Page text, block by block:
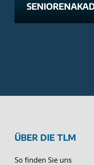
ÜBER DIE TLM
So finden Sie uns